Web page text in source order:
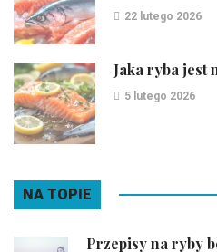
22 lutego 2026
Jaka ryba jest
5 lutego 2026
NA TOPIE
Przepisy na ryby